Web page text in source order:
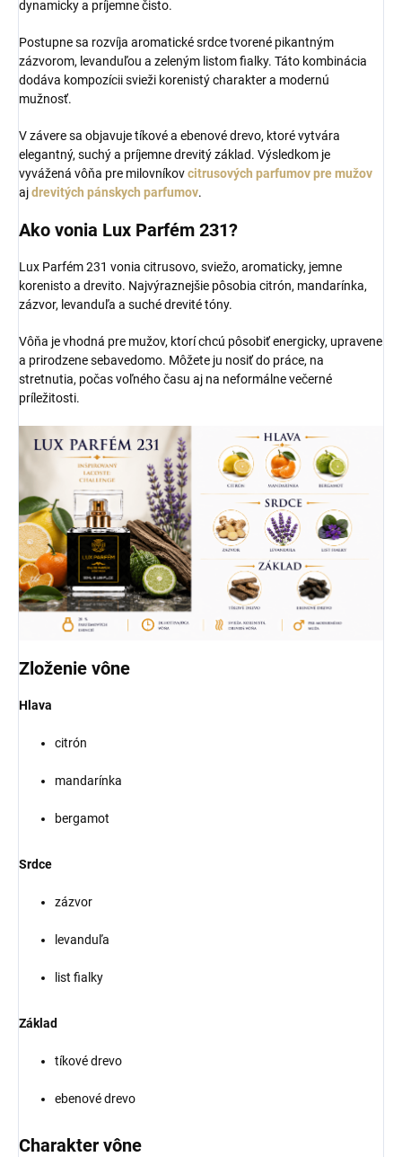
dynamicky a príjemne čisto.
Postupne sa rozvíja aromatické srdce tvorené pikantným
zázvorom, levanduľou a zeleným listom fialky. Táto kombinácia
dodáva kompozícii svieži korenistý charakter a modernú
mužnosť.
V závere sa objavuje tíkové a ebenové drevo, ktoré vytvára
elegantný, suchý a príjemne drevitý základ. Výsledkom je
vyvážená vôňa pre milovníkovcitrusových parfumov pre mužov
ajdrevitých pánskych parfumov.
Ako vonia Lux Parfém 231?
Lux Parfém 231 vonia citrusovo, sviežo, aromaticky, jemne
korenisto a drevito. Najvýraznejšie pôsobia citrón, mandarínka,
zázvor, levanduľa a suché drevité tóny.
Vôňa je vhodná pre mužov, ktorí chcú pôsobiť energicky, upravene
a prirodzene sebavedomo. Môžete ju nosiť do práce, na
stretnutia, počas voľného času aj na neformálne večerné
príležitosti.
Zloženie vône
Hlava
citrón
mandarínka
bergamot
Srdce
zázvor
levanduľa
list fialky
Základ
tíkové drevo
ebenové drevo
Charakter vône